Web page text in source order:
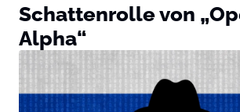
Schattenrolle von
Alpha“